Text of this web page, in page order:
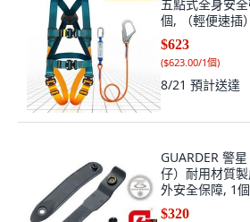
五點式全身安
個, （輕便速插
$623
($623.00/1個)
8/21 預計送達
GUARDER 警
仔）耐用材質
外安全保障, 1個
$320